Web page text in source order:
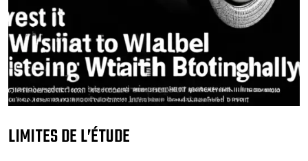
LIMITES DE L’ÉTUDE